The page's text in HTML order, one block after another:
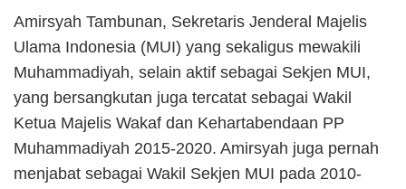
Amirsyah Tambunan, Sekretaris Jenderal Majelis
Ulama Indonesia (MUI) yang sekaligus mewakili
Muhammadiyah, selain aktif sebagai Sekjen MUI,
yang bersangkutan juga tercatat sebagai Wakil
Ketua Majelis Wakaf dan Kehartabendaan PP
Muhammadiyah 2015-2020. Amirsyah juga pernah
menjabat sebagai Wakil Sekjen MUI pada 2010-